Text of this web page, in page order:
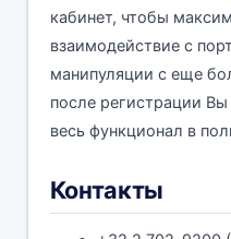
кабинет, чтобы
взаимодействие с
манипуляции с еще
после регистрации
весь функционал в
Контакты